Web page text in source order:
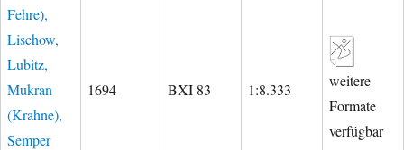
Fehre),
Lischow,
Lubitz,
Mukran
(Krahne),
Semper
1694 BXI 83 1:8.333
weitere
Formate
verfügbar